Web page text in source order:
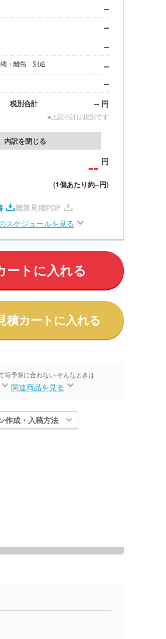
--
--
--
縄・離島 別途
--
--
税別合計 -- 円
※ 上記小計は税別です
内訳を閉じる
-- 円
(1個あたり約--円)
概算見積PDF
スケジュールを見る
ートに入れる
積カートに入れる
等予算に合わない そんなときは
関連商品を見る
作成・入稿方法